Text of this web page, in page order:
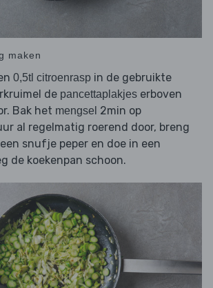
maken
0,5tl citroenrasp in de gebruikte
de pancettaplakjes erboven
Bak het mengsel 2min op
al regelmatig roerend door, breng
snufje peper en doe in een
de koekenpan schoon.